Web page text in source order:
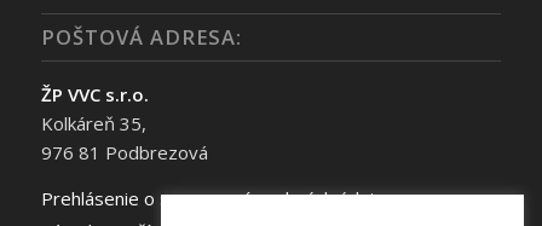
POŠTOVÁ ADRESA:
ŽP VVC s.r.o.
Kolkáreň 35,
976 81 Podbrezová
Prehlásenie o spracovaní osobných údajov